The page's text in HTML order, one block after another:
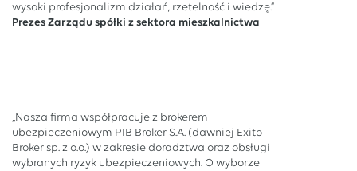
wysoki profesjonalizm działań, rzetelność i wiedzę.”
Prezes Zarządu spółki z sektora mieszkalnictwa
„Nasza firma współpracuje z brokerem
ubezpieczeniowym PIB Broker S.A. (dawniej Exito
Broker sp. z o.o.) w zakresie doradztwa oraz obsługi
wybranych ryzyk ubezpieczeniowych. O wyborze